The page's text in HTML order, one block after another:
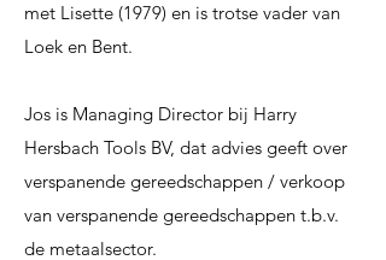
met Lisette (1979) en is trotse vader van
Loek en Bent.
Jos is Managing Director bij Harry
Hersbach Tools BV, dat advies geeft over
verspanende gereedschappen / verkoop
van verspanende gereedschappen t.b.v.
de metaalsector.